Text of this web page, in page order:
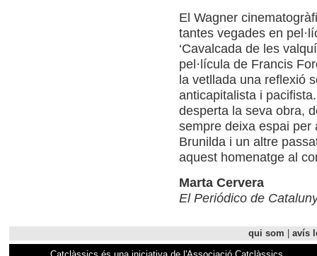
El Wagner
tantes vegades en
‘Cavalcada de les
pel·lícula de Francis
la vetllada una reflexió
anticapitalista i
desperta la seva obra,
sempre deixa espai per
Brunilda i un altre
aquest homenatge al
Marta Cervera
El Periódico de
qui som
avís